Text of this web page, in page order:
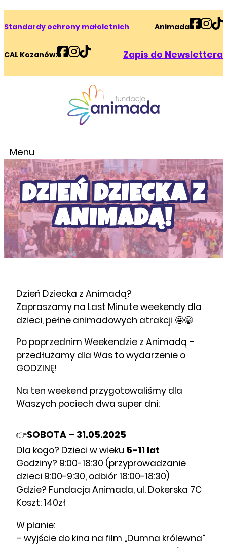
Standardy ochrony małoletnich Animada
CAL Kozanów: Zapis do Newslettera
Menu
DZIEŃ DZIECKA Z
ANIMADĄ!
Dzień Dziecka z Animadą?
Zapraszamy na Last Minute weekendy dla
dzieci, pełne animadowych atrakcji 🤩😁
Po poprzednim Weekendzie z Animadą –
przedłużamy dla Was to wydarzenie o
GODZINĘ!
Na ten weekend przygotowaliśmy dla
Waszych pociech dwa super dni:
👉SOBOTA – 31.05.2025
Dla kogo? Dzieci w wieku 5-11 lat
Godziny? 9:00-18:30 (przyprowadzanie
dzieci 9:00-9:30, odbiór 18:00-18:30)
Gdzie? Fundacja Animada, ul. Dokerska 7C
Koszt: 140zł
W planie:
– wyjście do kina na film „Dumna królewna”